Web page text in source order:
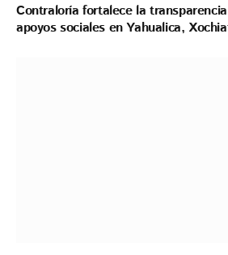
Contraloría fortalece la
apoyos sociales en Yahualica,